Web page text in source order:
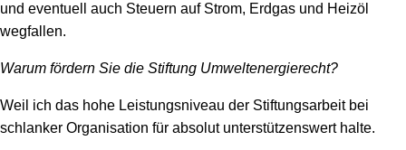
und eventuell auch Steuern auf Strom, Erdgas und Heizöl
wegfallen.
Warum fördern Sie die Stiftung Umweltenergierecht?
Weil ich das hohe Leistungsniveau der Stiftungsarbeit bei
schlanker Organisation für absolut unterstützenswert halte.